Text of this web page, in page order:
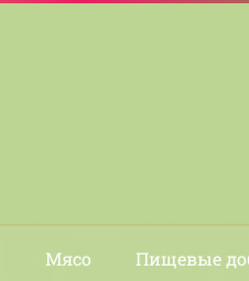
Мясо Пищевые